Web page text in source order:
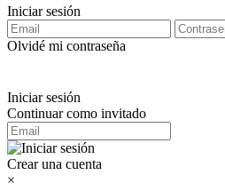
Iniciar sesión
Olvidé mi contraseña
Iniciar sesión
Continuar como invitado
Crear una cuenta
×